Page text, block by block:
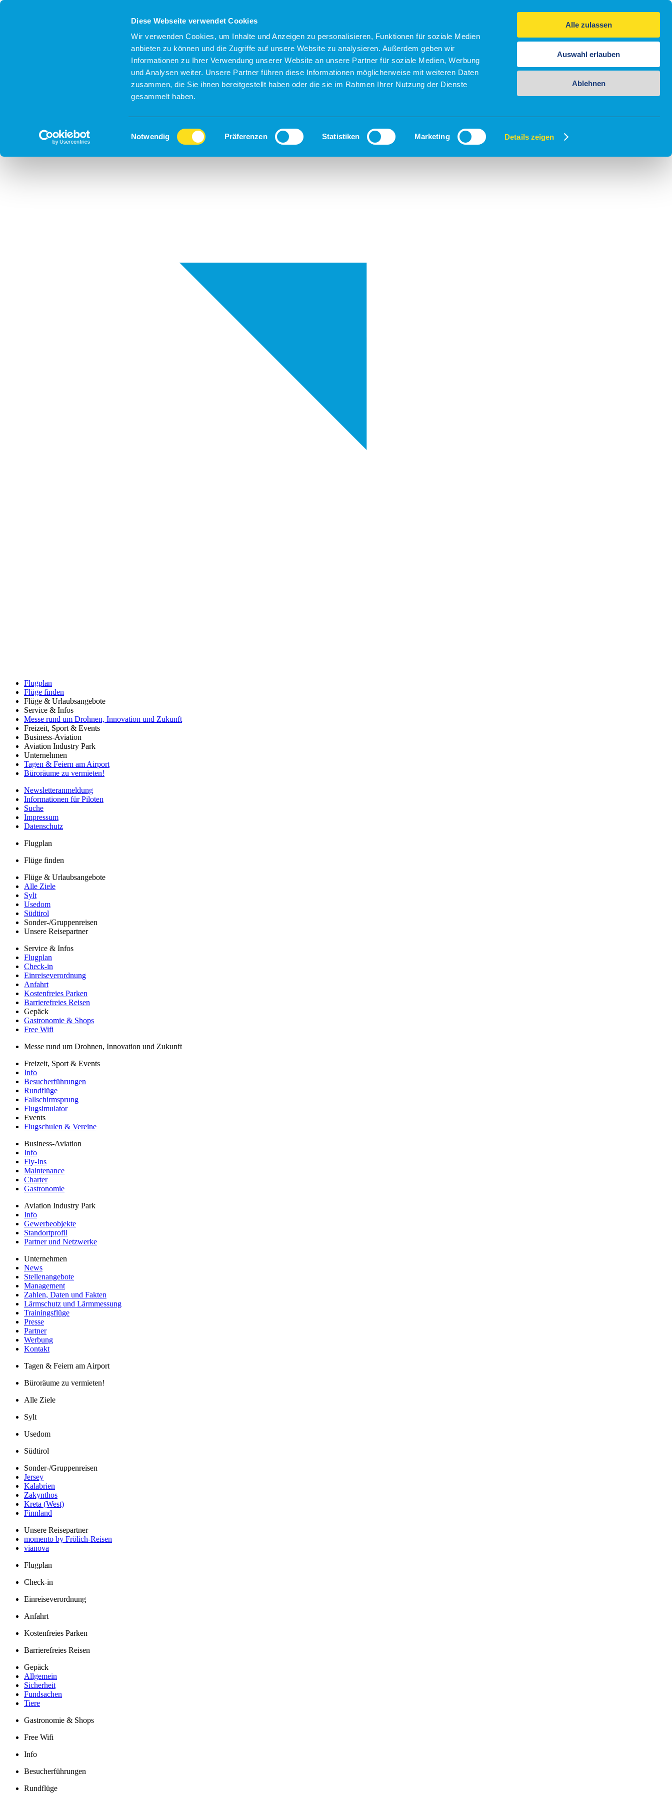
Diese Webseite verwendet Cookies
Wir verwenden Cookies, um Inhalte und Anzeigen zu personalisieren, Funktionen für soziale Medien
anbieten zu können und die Zugriffe auf unsere Website zu analysieren. Außerdem geben wir
Informationen zu Ihrer Verwendung unserer Website an unsere Partner für soziale Medien, Werbung
und Analysen weiter. Unsere Partner führen diese Informationen möglicherweise mit weiteren Daten
zusammen, die Sie ihnen bereitgestellt haben oder die sie im Rahmen Ihrer Nutzung der Dienste
gesammelt haben.
Einwilligungsauswahl
Notwendig Präferenzen Statistiken Marketing Details zeigen
Alle zulassen
Auswahl erlauben
Ablehnen
Flugplan
Flüge finden
Flüge & Urlaubsangebote
Service & Infos
Messe rund um Drohnen, Innovation und Zukunft
Freizeit, Sport & Events
Business-Aviation
Aviation Industry Park
Unternehmen
Tagen & Feiern am Airport
Büroräume zu vermieten!
Newsletteranmeldung
Informationen für Piloten
Suche
Impressum
Datenschutz
Flugplan
Flüge finden
Flüge & Urlaubsangebote
Alle Ziele
Sylt
Usedom
Südtirol
Sonder-/Gruppenreisen
Unsere Reisepartner
Service & Infos
Flugplan
Check-in
Einreiseverordnung
Anfahrt
Kostenfreies Parken
Barrierefreies Reisen
Gepäck
Gastronomie & Shops
Free Wifi
Messe rund um Drohnen, Innovation und Zukunft
Freizeit, Sport & Events
Info
Besucherführungen
Rundflüge
Fallschirmsprung
Flugsimulator
Events
Flugschulen & Vereine
Business-Aviation
Info
Fly-Ins
Maintenance
Charter
Gastronomie
Aviation Industry Park
Info
Gewerbeobjekte
Standortprofil
Partner und Netzwerke
Unternehmen
News
Stellenangebote
Management
Zahlen, Daten und Fakten
Lärmschutz und Lärmmessung
Trainingsflüge
Presse
Partner
Werbung
Kontakt
Tagen & Feiern am Airport
Büroräume zu vermieten!
Alle Ziele
Sylt
Usedom
Südtirol
Sonder-/Gruppenreisen
Jersey
Kalabrien
Zakynthos
Kreta (West)
Finnland
Unsere Reisepartner
momento by Frölich-Reisen
vianova
Flugplan
Check-in
Einreiseverordnung
Anfahrt
Kostenfreies Parken
Barrierefreies Reisen
Gepäck
Allgemein
Sicherheit
Fundsachen
Tiere
Gastronomie & Shops
Free Wifi
Info
Besucherführungen
Rundflüge